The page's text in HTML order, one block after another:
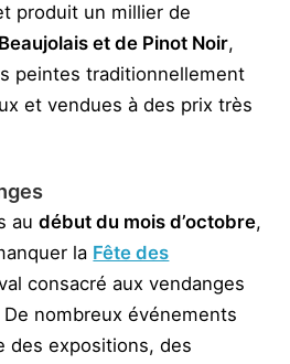
produit un millier de
Beaujolais et de Pinot Noir,
peintes traditionnellement
et vendues à des prix très
audébut du mois d’octobre,
la Fête des
consacré aux vendanges
nombreux événements
des expositions, des